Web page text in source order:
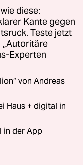
diese:
Kante gegen
Teste jetzt
„Autoritäre
Experten
von Andreas
Haus + digital in
in der App